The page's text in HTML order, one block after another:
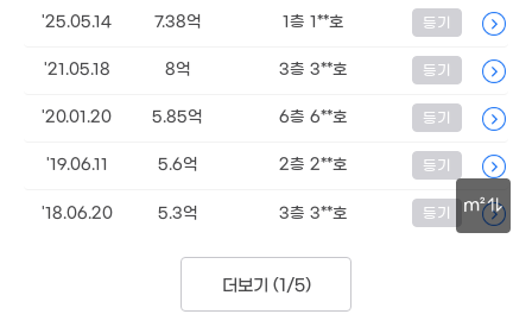
m²
'25.05.14 7.38억 1층 1**호 등기
'21.05.18 8억 3층 3**호 등기
'20.01.20 5.85억 6층 6**호 등기
'19.06.11 5.6억 2층 2**호 등기
'18.06.20 5.3억 3층 3**호 등기
더보기 (1/5)